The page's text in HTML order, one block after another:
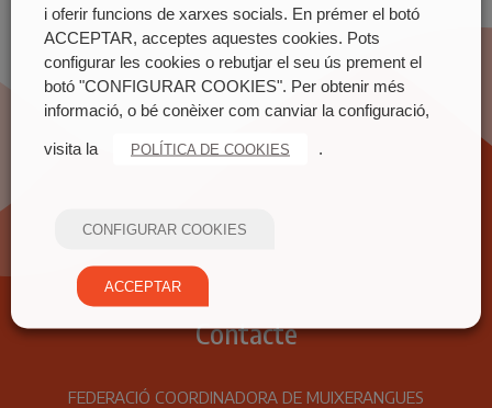
Contacte
FEDERACIÓ COORDINADORA DE MUIXERANGUES
i oferir funcions de xarxes socials. En prémer el botó
ACCEPTAR, acceptes aquestes cookies. Pots
configurar les cookies o rebutjar el seu ús prement el
botó "CONFIGURAR COOKIES". Per obtenir més
informació, o bé conèixer com canviar la configuració,
visita la POLÍTICA DE COOKIES .
CONFIGURAR COOKIES
ACCEPTAR